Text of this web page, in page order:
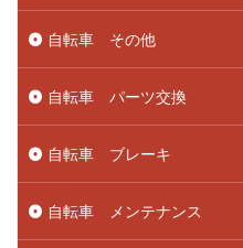
自転車 その他
自転車 パーツ交換
自転車 ブレーキ
自転車 メンテナンス